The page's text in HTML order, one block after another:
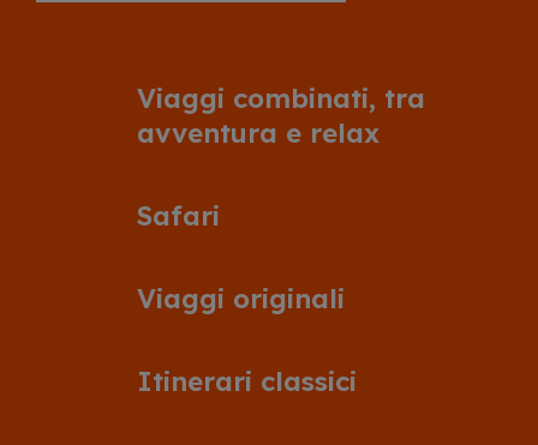
Viaggi combinati, tra
avventura e relax
Safari
Viaggi originali
Itinerari classici